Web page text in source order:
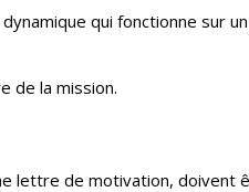
qui fonctionne sur
de la mission.
lettre de motivation,